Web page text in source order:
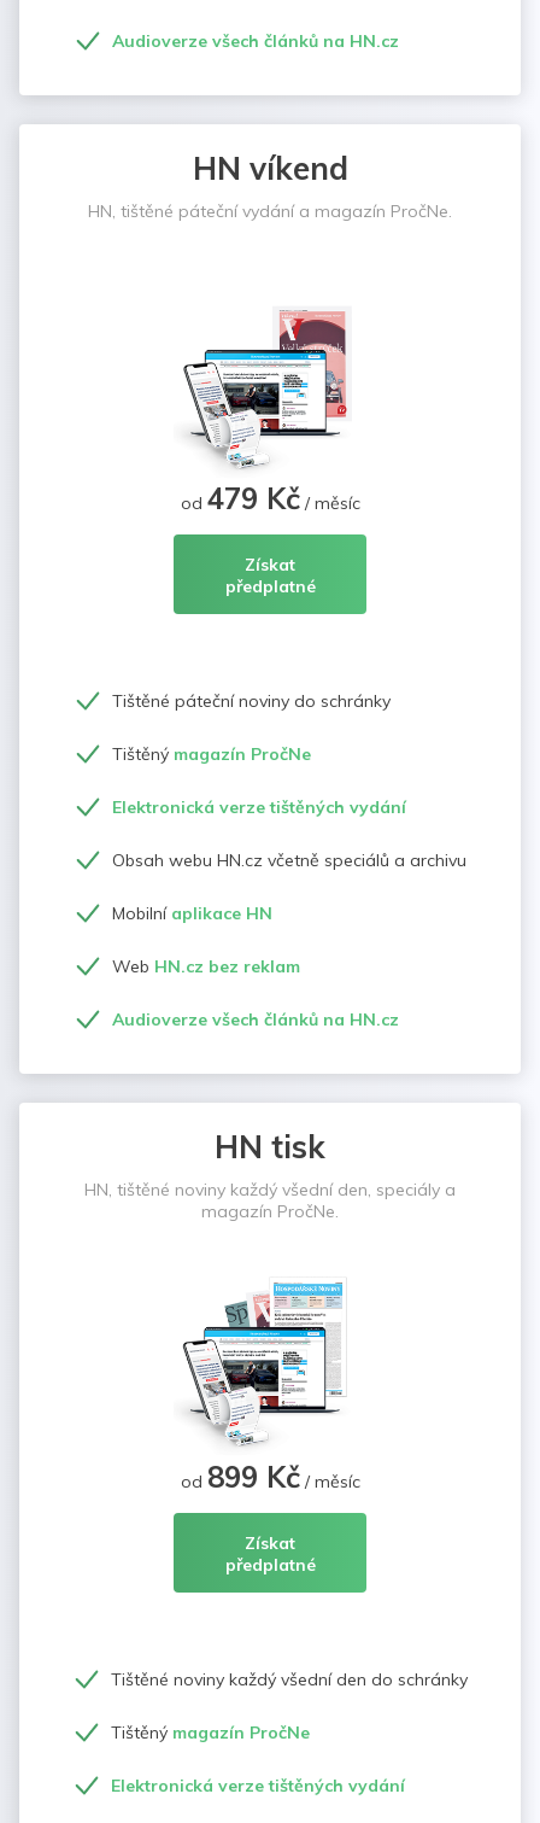
Audioverze všech článků na HN.cz
HN víkend
HN, tištěné páteční vydání a magazín PročNe.
od 479 Kč/ měsíc
Získat
předplatné
Tištěné páteční noviny do schránky
Tištěný magazín PročNe
Elektronická verze tištěných vydání
Obsah webu HN.cz včetně speciálů a archivu
Mobilní aplikace HN
Web HN.cz bez reklam
Audioverze všech článků na HN.cz
HN tisk
HN, tištěné noviny každý všední den, speciály a
magazín PročNe.
od 899 Kč/ měsíc
Získat
předplatné
Tištěné noviny každý všední den do schránky
Tištěný magazín PročNe
Elektronická verze tištěných vydání